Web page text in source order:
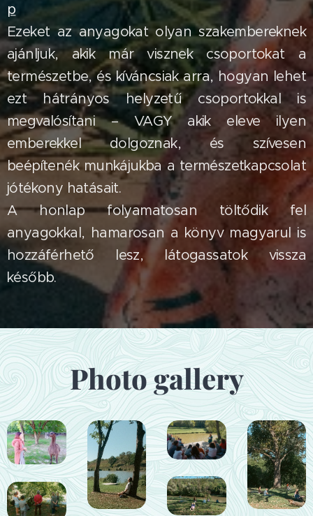
p
Ezeket az anyagokat olyan szakembereknek
ajánljuk, akik már visznek csoportokat a
természetbe, és kíváncsiak arra, hogyan lehet
ezt hátrányos helyzetű csoportokkal is
megvalósítani – VAGY akik eleve ilyen
emberekkel dolgoznak, és szívesen
beépítenék munkájukba a természetkapcsolat
jótékony hatásait.
A honlap folyamatosan töltődik fel
anyagokkal, hamarosan a könyv magyarul is
hozzáférhető lesz, látogassatok vissza
később.
Photo gallery